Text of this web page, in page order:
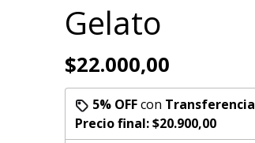
Gelato
$22.000,00
5% OFFcon Transferencia
Precio final:$20.900,00